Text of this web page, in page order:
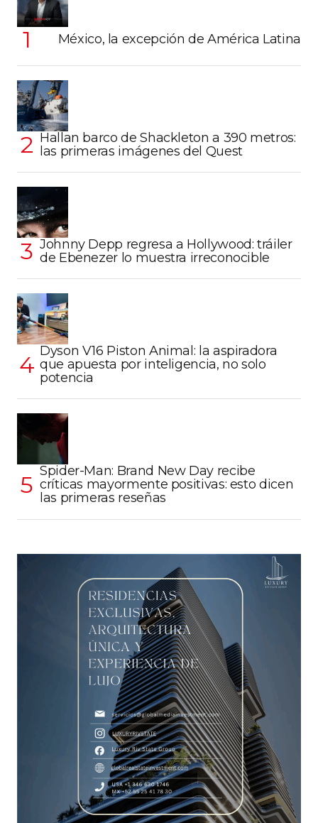
México, la excepción de América Latina
Hallan barco de Shackleton a 390 metros:
las primeras imágenes del Quest
Johnny Depp regresa a Hollywood: tráiler
de Ebenezer lo muestra irreconocible
Dyson V16 Piston Animal: la aspiradora
que apuesta por inteligencia, no solo
potencia
Spider-Man: Brand New Day recibe
críticas mayormente positivas: esto dicen
las primeras reseñas